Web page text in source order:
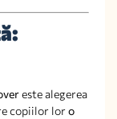
este alegerea
copiilor loro